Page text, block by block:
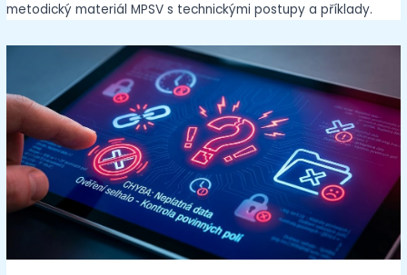
metodický materiál MPSV s technickými postupy a příklady.